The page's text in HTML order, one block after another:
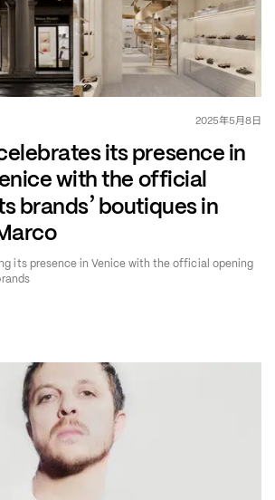
2025年5月8日
its presence in
with the official
brands’boutiques in
its presence in Venice with the official opening